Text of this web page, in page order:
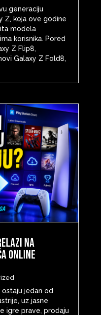
generaciju
Z, koja ove godine
modela
korisnika. Pored
Z Flip8,
Galaxy Z Fold8,
na
online
jedan od
uz jasne
igre prave, prodaju